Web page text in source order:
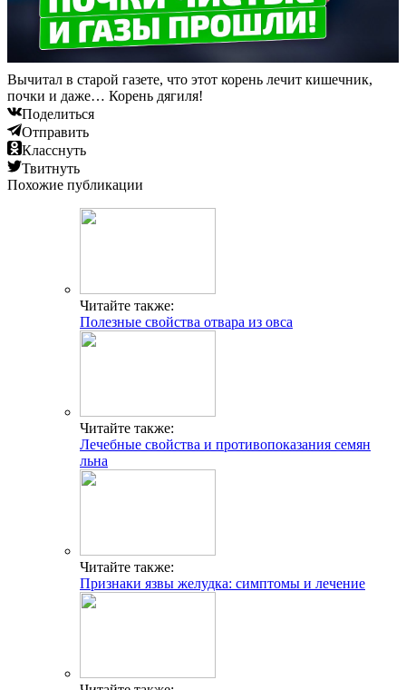
Вычитал в старой газете, что этот корень лечит кишечник,
почки и даже… Корень дягиля!
Поделиться
Отправить
Класснуть
Твитнуть
Похожие публикации
Читайте также:
Полезные свойства отвара из овса
Читайте также:
Лечебные свойства и противопоказания семян
льна
Читайте также:
Признаки язвы желудка: симптомы и лечение